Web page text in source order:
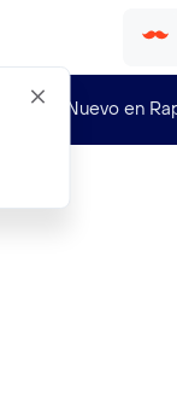
¿Nuevo en